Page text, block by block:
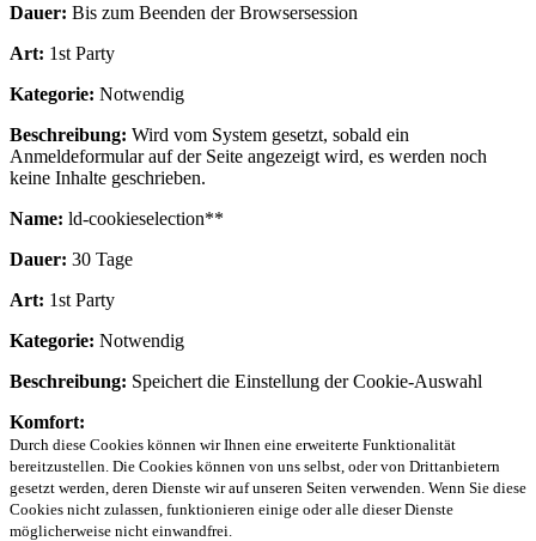
Dauer: Bis zum Beenden der Browsersession
Art: 1st Party
Kategorie: Notwendig
Beschreibung: Wird vom System gesetzt, sobald ein
Anmeldeformular auf der Seite angezeigt wird, es werden noch
keine Inhalte geschrieben.
Name: ld-cookieselection**
Dauer: 30 Tage
Art: 1st Party
Kategorie: Notwendig
Beschreibung: Speichert die Einstellung der Cookie-Auswahl
Komfort:
Durch diese Cookies können wir Ihnen eine erweiterte Funktionalität
bereitzustellen. Die Cookies können von uns selbst, oder von Drittanbietern
gesetzt werden, deren Dienste wir auf unseren Seiten verwenden. Wenn Sie diese
Cookies nicht zulassen, funktionieren einige oder alle dieser Dienste
möglicherweise nicht einwandfrei.